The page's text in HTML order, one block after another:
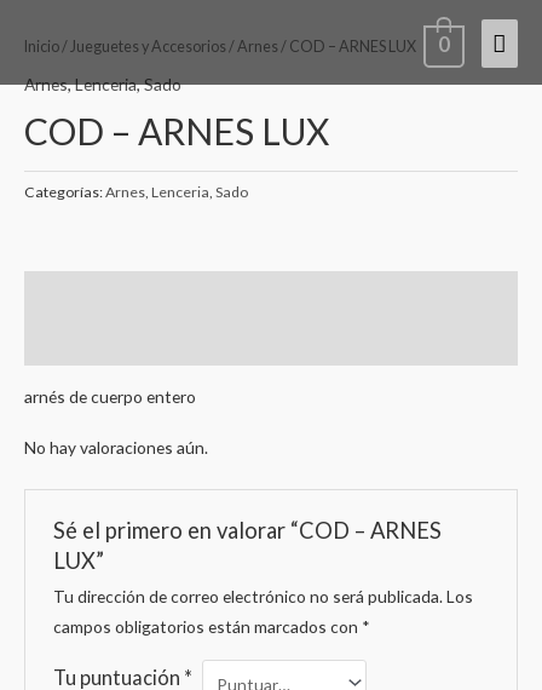
contenido
0
Inicio/Jueguetes y Accesorios /Arnes / COD – ARNES LUX
Arnes,Lenceria,Sado
COD – ARNES LUX
Categorías:Arnes Lenceria Sado
arnés de cuerpo entero
No hay valoraciones aún.
Sé el primero en valorar “COD – ARNES
LUX”
Tu dirección de correo electrónico no será publicada. Los
campos obligatorios están marcados con *
Tu puntuación *